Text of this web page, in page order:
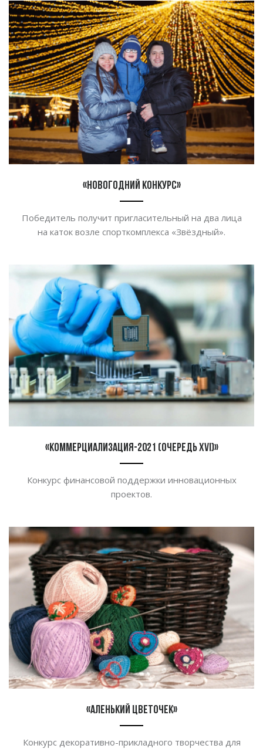
«Новогодний конкурс»
Победитель получит пригласительный на два лица
на каток возле спорткомплекса «Звёздный».
«Коммерциализация-2021 (очередь XVI)»
Конкурс финансовой поддержки инновационных
проектов.
«Аленький цветочек»
Конкурс декоративно-прикладного творчества для